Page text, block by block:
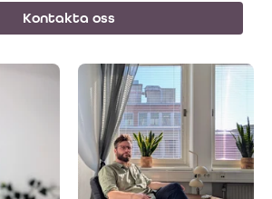
Kontakta oss